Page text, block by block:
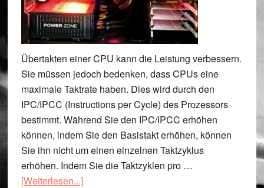
Übertakten einer CPU kann die Leistung verbessern.
Sie müssen jedoch bedenken, dass CPUs eine
maximale Taktrate haben. Dies wird durch den
IPC/IPCC (Instructions per Cycle) des Prozessors
bestimmt. Während Sie den IPC/IPCC erhöhen
können, indem Sie den Basistakt erhöhen, können
Sie ihn nicht um einen einzelnen Taktzyklus
erhöhen. Indem Sie die Taktzyklen pro …
[Weiterlesen...]ÜberWas